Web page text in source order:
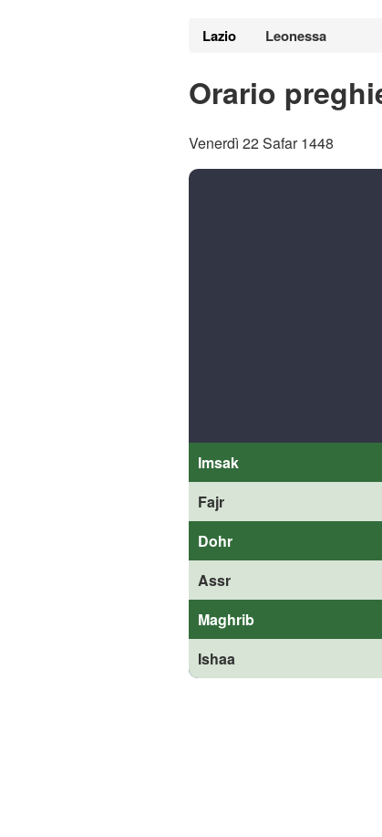
Lazio Leonessa
Orario
Venerdì 22 Safar 1448
Imsak
Fajr
Dohr
Assr
Maghrib
Ishaa